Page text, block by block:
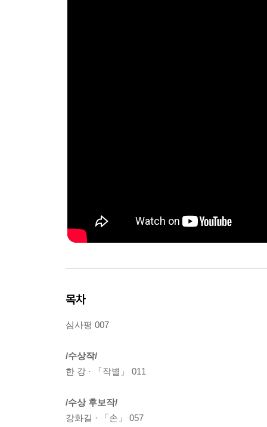
목차
심사평 007
/수상작/
한 강 · 「작별」 011
/수상 후보작/
강화길 · 「손」 057